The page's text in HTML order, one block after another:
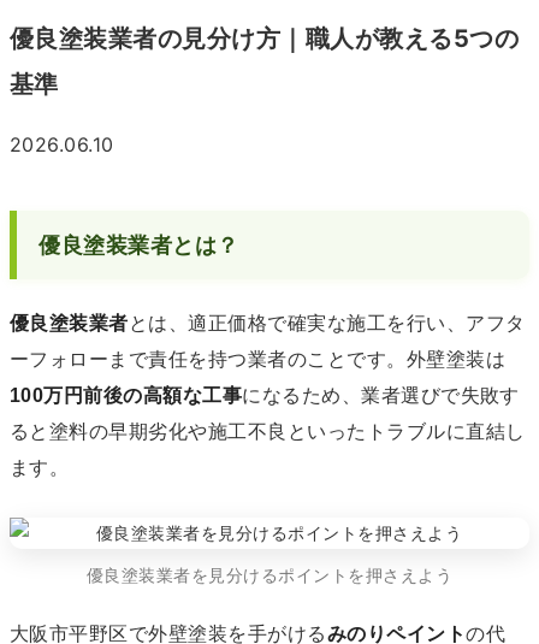
優良塗装業者の見分け方｜職人が教える5つの
基準
2026.06.10
優良塗装業者とは？
優良塗装業者とは、適正価格で確実な施工を行い、アフタ
ーフォローまで責任を持つ業者のことです。外壁塗装は
100万円前後の高額な工事になるため、業者選びで失敗す
ると塗料の早期劣化や施工不良といったトラブルに直結し
ます。
優良塗装業者を見分けるポイントを押さえよう
大阪市平野区で外壁塗装を手がけるみのりペイントの代